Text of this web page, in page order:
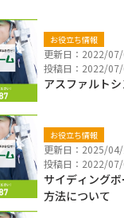
お役立ち情報
更新日：2022/07/
投稿日：2022/07/
アスファルト
お役立ち情報
更新日：2025/
投稿日：2022/
サイディング
方法について